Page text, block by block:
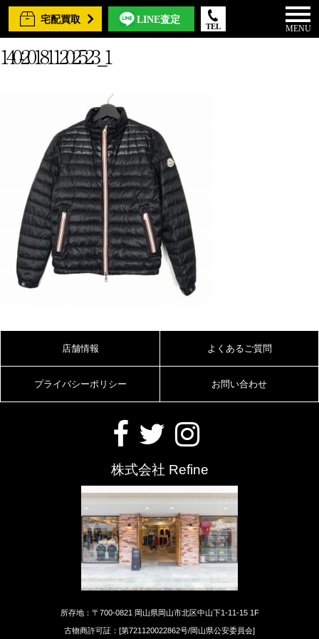
宅配買取 LINE査定
TEL MENU
140-201811202523_1
店舗情報 よくあるご質問
プライバシーポリシー お問い合わせ
株式会社 Refine
所存地：〒700-0821 岡山県岡山市北区中山下1-11-15 1F
古物商許可証：[第721120022862号/岡山県公安委員会]